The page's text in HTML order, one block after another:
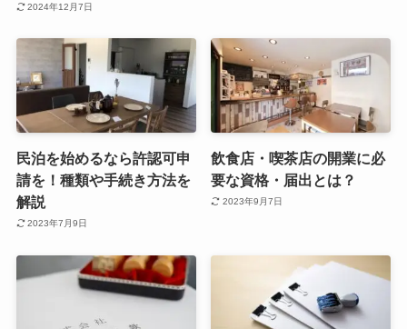
2024年12月7日
民泊を始めるなら許認可申
請を！種類や手続き方法を
解説
2023年7月9日
飲食店・喫茶店の開業に必
要な資格・届出とは？
2023年9月7日